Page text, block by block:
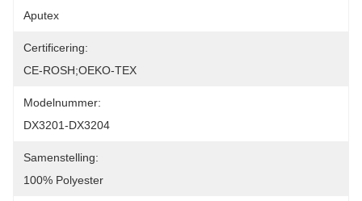
Aputex
Certificering:
CE-ROSH;OEKO-TEX
Modelnummer:
DX3201-DX3204
Samenstelling:
100% Polyester